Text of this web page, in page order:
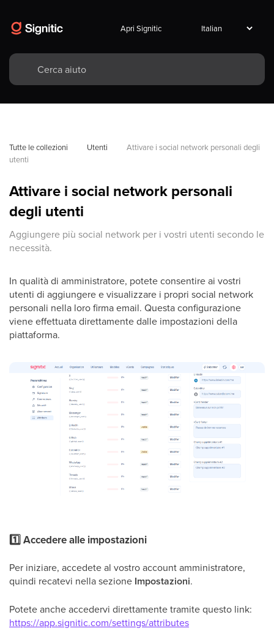
Apri Signitic
Tutte le collezioni Utenti
Attivare i social network personali degli
utenti
Attivare i social network personali
degli utenti
Aggiungere più social network per i vostri utenti secondo le
necessità.
In qualità di amministratore, potete consentire ai vostri
utenti di aggiungere e visualizzare i propri social network
personali nella loro firma email. Questa configurazione
viene effettuata direttamente dalle impostazioni della
piattaforma.
1️⃣ Accedere alle impostazioni
Per iniziare, accedete al vostro account amministratore,
quindi recatevi nella sezione Impostazioni.
Potete anche accedervi direttamente tramite questo link:
https://app.signitic.com/settings/attributes